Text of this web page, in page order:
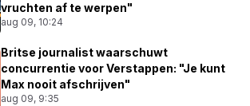
vruchten af te werpen"
aug 09, 10:24
Britse journalist waarschuwt
concurrentie voor Verstappen: "Je kunt
Max nooit afschrijven"
aug 09, 9:35